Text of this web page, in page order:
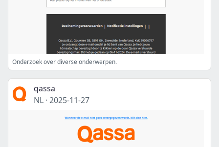
Onderzoek over diverse onderwerpen.
qassa
NL · 2025-11-27